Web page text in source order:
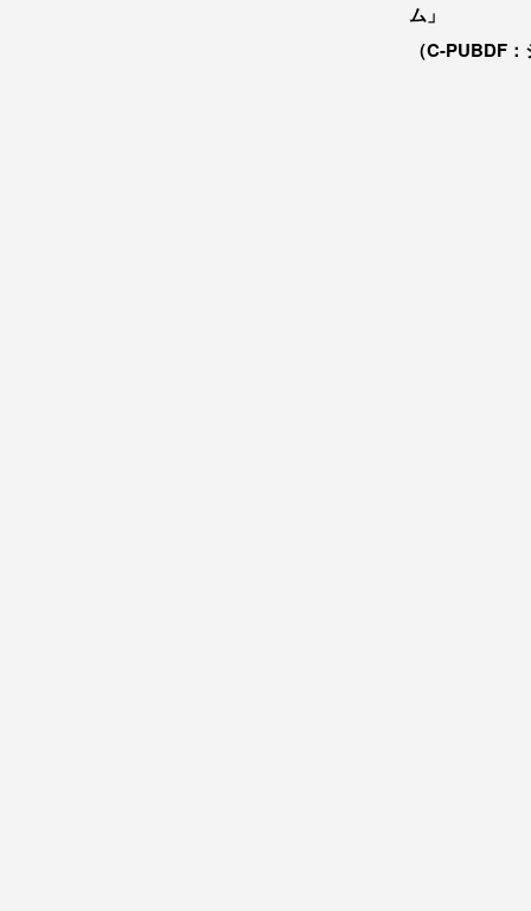
ム」
（C-PUBDF